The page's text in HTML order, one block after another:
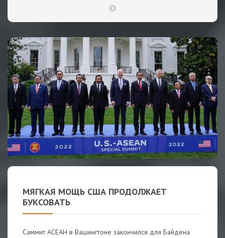
МЯГКАЯ МОЩЬ США ПРОДОЛЖАЕТ
БУКСОВАТЬ
Саммит АСЕАН в Вашингтоне закончился для Байдена